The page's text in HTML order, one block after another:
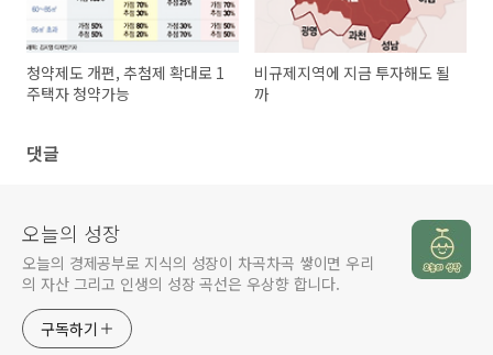
청약제도 개편, 추첨제 확대로 1
주택자 청약가능
비규제지역에 지금 투자해도 될
까
댓글
오늘의 성장
오늘의 경제공부로 지식의 성장이 차곡차곡 쌓이면 우리
의 자산 그리고 인생의 성장 곡선은 우상향 합니다.
구독하기